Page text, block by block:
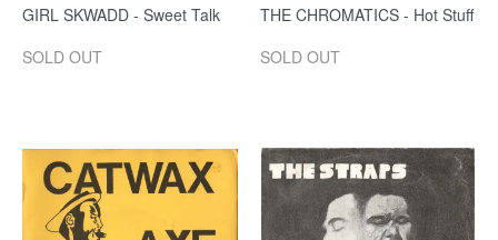
GIRL SKWADD - Sweet Talk
SOLD OUT
THE CHROMATICS - Hot Stuff
SOLD OUT